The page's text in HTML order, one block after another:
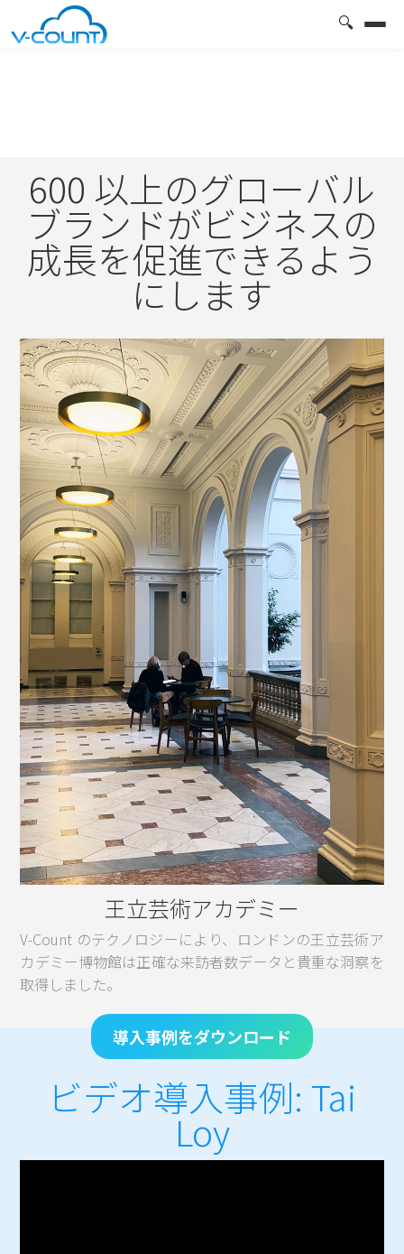
🔍
600 以上のグローバル
ブランドがビジネスの
成長を促進できるよう
にします
王立芸術アカデミー
V-Count のテクノロジーにより、ロンドンの王立芸術ア
カデミー博物館は正確な来訪者数データと貴重な洞察を
取得しました。
導入事例をダウンロード
ビデオ導入事例: Tai
Loy